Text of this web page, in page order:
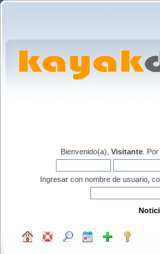
Bienvenido(a), Visitante. Por
Ingresar con nombre de usuario,